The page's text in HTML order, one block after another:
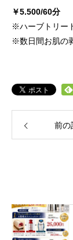
￥5.500/60分
※ハーブトリー
※数日間お肌の
前の